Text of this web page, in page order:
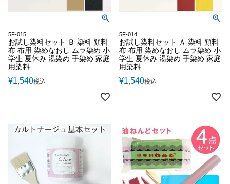
5F-015
お試し染料セット Ｂ 染料 顔料
布 布用 染めなおし ムラ染め 小
学生 夏休み 湯染め 手染め 家庭
用染料
¥1,540税込
5F-014
お試し染料セット Ａ 染料 顔料
布 布用 染めなおし ムラ染め 小
学生 夏休み 湯染め 手染め 家庭
用染料
¥1,540税込